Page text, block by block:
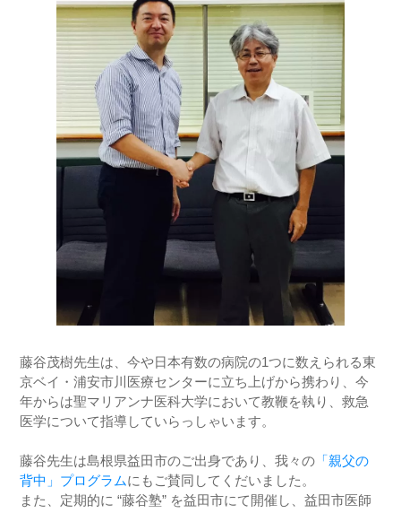
藤谷茂樹先生は、今や日本有数の病院の1つに数えられる東
京ベイ・浦安市川医療センターに立ち上げから携わり、今
年からは聖マリアンナ医科大学において教鞭を執り、救急
医学について指導していらっしゃいます。
藤谷先生は島根県益田市のご出身であり、我々の 「親父の
背中」プログラムにもご賛同してくだいました。
また、定期的に “藤谷塾” を益田市にて開催し、益田市医師